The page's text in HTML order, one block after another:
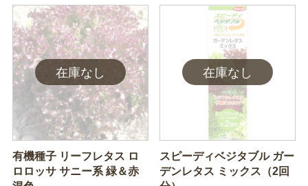
有機種子 リーフレタス ロ
ロロッサ サニー系 緑＆赤
スピーディベジタブル ガー
デンレタス ミックス（2回